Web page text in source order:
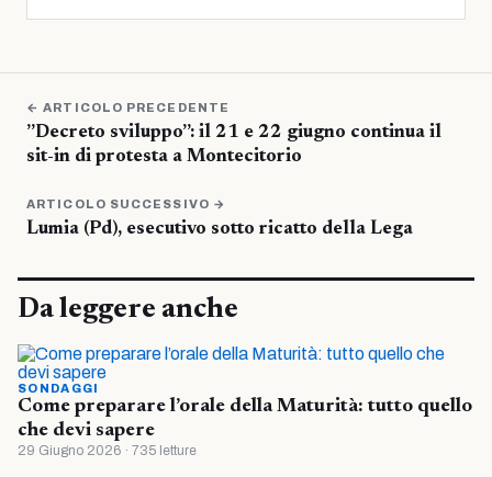
← ARTICOLO PRECEDENTE
”Decreto sviluppo”: il 21 e 22 giugno continua il
sit-in di protesta a Montecitorio
ARTICOLO SUCCESSIVO →
Lumia (Pd), esecutivo sotto ricatto della Lega
Da leggere anche
SONDAGGI
Come preparare l’orale della Maturità: tutto quello
che devi sapere
29 Giugno 2026 · 735 letture